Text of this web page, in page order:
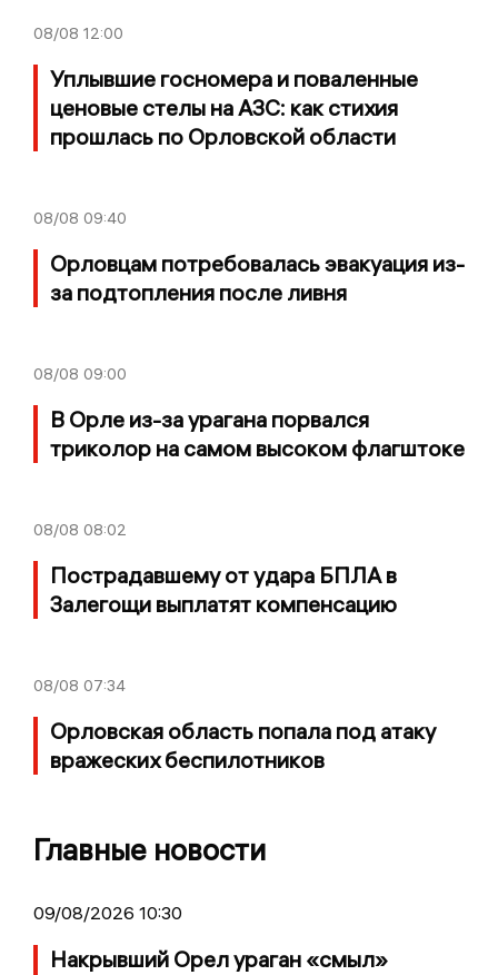
08/08 12:00
Уплывшие госномера и поваленные
ценовые стелы на АЗС: как стихия
прошлась по Орловской области
08/08 09:40
Орловцам потребовалась эвакуация из-
за подтопления после ливня
08/08 09:00
В Орле из-за урагана порвался
триколор на самом высоком флагштоке
08/08 08:02
Пострадавшему от удара БПЛА в
Залегощи выплатят компенсацию
08/08 07:34
Орловская область попала под атаку
вражеских беспилотников
Главные новости
09/08/2026 10:30
Накрывший Орел ураган «смыл»